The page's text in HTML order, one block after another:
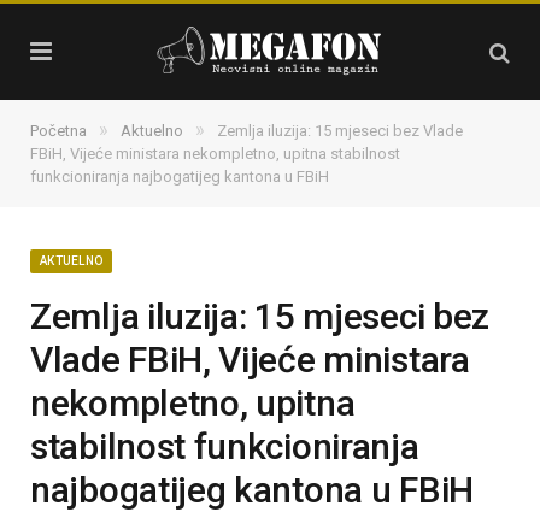
Početna » Aktuelno »
Zemlja iluzija: 15 mjeseci bez Vlade
FBiH, Vijeće ministara nekompletno, upitna stabilnost
funkcioniranja najbogatijeg kantona u FBiH
AKTUELNO
Zemlja iluzija: 15 mjeseci bez
Vlade FBiH, Vijeće ministara
nekompletno, upitna
stabilnost funkcioniranja
najbogatijeg kantona u FBiH